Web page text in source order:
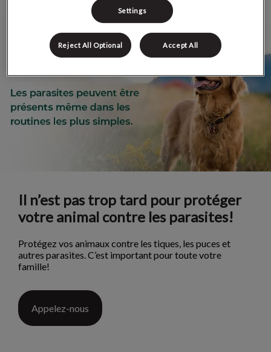
Il n’est pas trop tard pour protéger
votre animal contre les parasites!
Protégez vos animaux contre les tiques, les puces et
autres parasites. C’est important pour toute votre
famille!
Appelez-nous
Settings
Reject All Optional Accept All